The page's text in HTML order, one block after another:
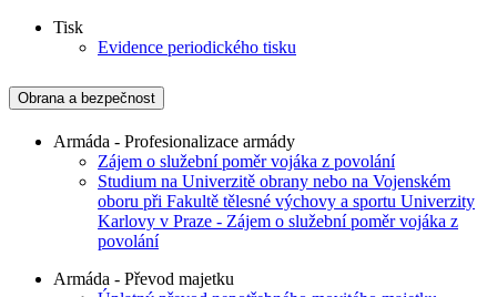
Tisk
Evidence periodického tisku
Obrana a bezpečnost
Armáda - Profesionalizace armády
Zájem o služební poměr vojáka z povolání
Studium na Univerzitě obrany nebo na Vojenském
oboru při Fakultě tělesné výchovy a sportu Univerzity
Karlovy v Praze - Zájem o služební poměr vojáka z
povolání
Armáda - Převod majetku